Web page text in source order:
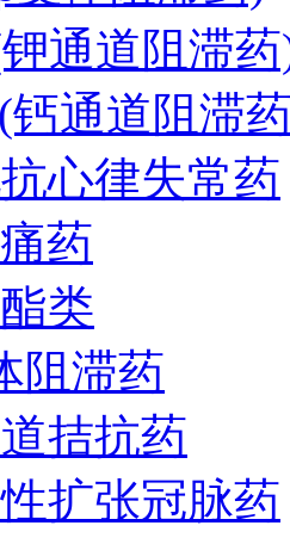
通道阻滞
通道阻滞
心律失常药
药
类
阻滞药
拮抗药
扩张冠脉药